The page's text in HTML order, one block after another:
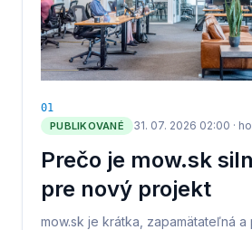
01
PUBLIKOVANÉ
31. 07. 2026 02:00 ·
Prečo je mow.sk
pre nový projekt
mow.sk je krátka, zapamätateľná